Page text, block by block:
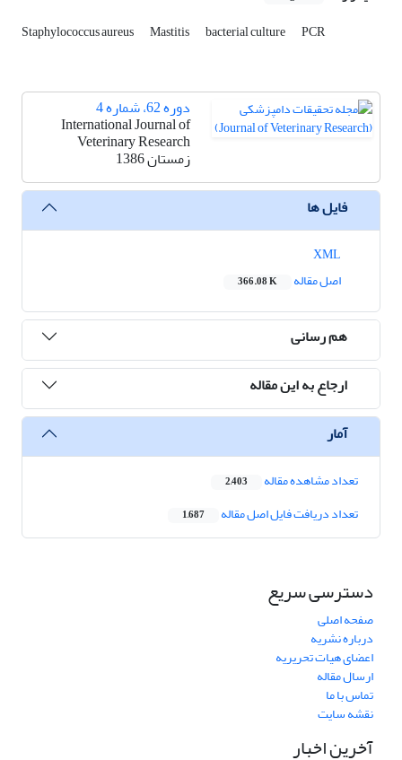
Staphylococcus aureus Mastitis bacterial culture PCR
دوره 62، شماره 4
International Journal of
Veterinary Research
زمستان 1386
فایل ها
اصل مقاله
366.08 K
هم رسانی
ارجاع به این مقاله
آمار
تعداد مشاهده مقاله 2,403
تعداد دریافت فایل اصل مقاله 1,687
دسترسی سریع
صفحه اصلی
درباره نشریه
اعضای هیات تحریریه
ارسال مقاله
تماس با ما
نقشه سایت
آخرین اخبار